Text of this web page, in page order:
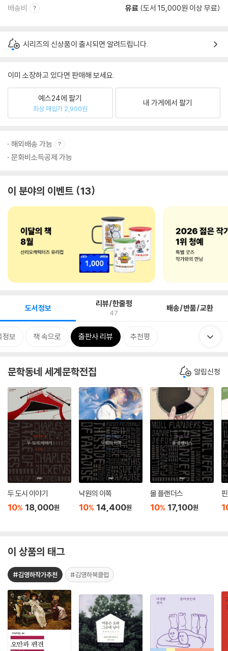
배송비 유료 (도서 15,000원 이상 무료)
시리즈의 신상품이 출시되면 알려드립니다.
이미 소장하고 있다면 판매해 보세요.
예스24에 팔기
최상 매입가 2,900원
내 가게에서 팔기
해외배송 가능
문화비소득공제 가능
이 분야의 이벤트 13
도서정보 리뷰/한줄평
47 배송/반품/교환
정보 책 속으로 출판사 리뷰 추천평
문학동네 세계문학전집 알림신청
두 도시 이야기
10% 18,000원
낙원의 이쪽
10% 14,400원
몰 플랜더스
10% 17,100원
이 상품의 태그
#김영하작가추천 #김영하북클럽